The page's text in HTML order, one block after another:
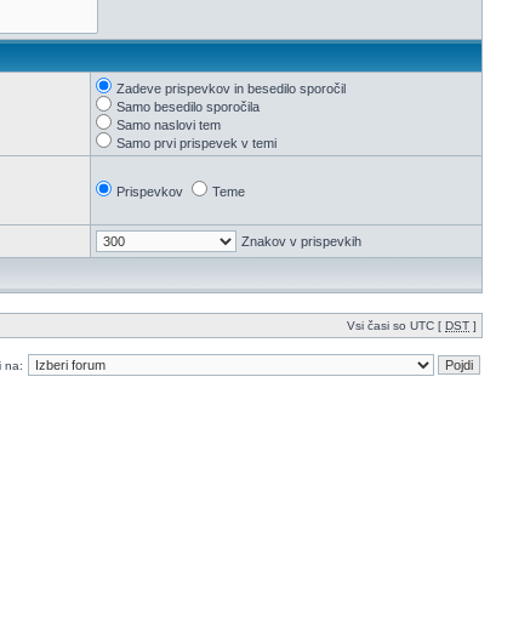
Zadeve prispevkov in besedilo sporočil
Samo besedilo sporočila
Samo naslovi tem
Samo prvi prispevek v temi
Prispevkov Teme
Znakov v prispevkih
Vsi časi so UTC [ DST ]
na: